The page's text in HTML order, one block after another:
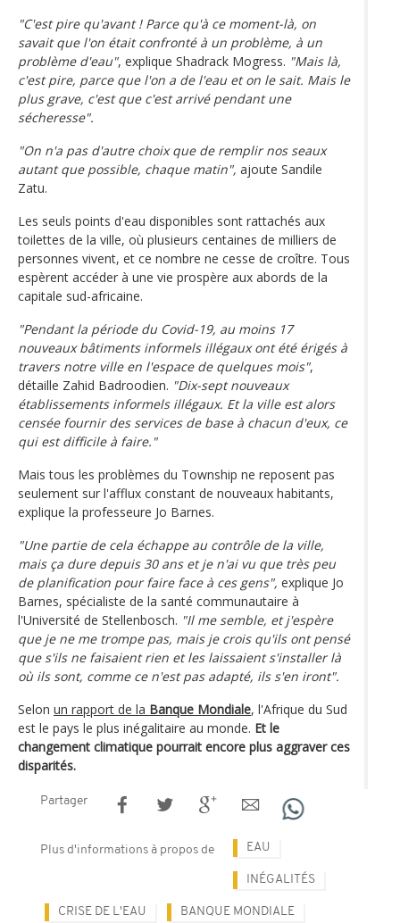
"C'est pire qu'avant ! Parce qu'à ce moment-là, on
savait que l'on était confronté à un problème, à un
problème d'eau", explique Shadrack Mogress. "Mais là,
c'est pire, parce que l'on a de l'eau et on le sait. Mais le
plus grave, c'est que c'est arrivé pendant une
sécheresse".
"On n'a pas d'autre choix que de remplir nos seaux
autant que possible, chaque matin", ajoute Sandile
Zatu.
Les seuls points d'eau disponibles sont rattachés aux
toilettes de la ville, où plusieurs centaines de milliers de
personnes vivent, et ce nombre ne cesse de croître. Tous
espèrent accéder à une vie prospère aux abords de la
capitale sud-africaine.
"Pendant la période du Covid-19, au moins 17
nouveaux bâtiments informels illégaux ont été érigés à
travers notre ville en l'espace de quelques mois",
détaille Zahid Badroodien. "Dix-sept nouveaux
établissements informels illégaux. Et la ville est alors
censée fournir des services de base à chacun d'eux, ce
qui est difficile à faire."
Mais tous les problèmes du Township ne reposent pas
seulement sur l'afflux constant de nouveaux habitants,
explique la professeure Jo Barnes.
"Une partie de cela échappe au contrôle de la ville,
mais ça dure depuis 30 ans et je n'ai vu que très peu
de planification pour faire face à ces gens", explique Jo
Barnes, spécialiste de la santé communautaire à
l'Université de Stellenbosch. "Il me semble, et j'espère
que je ne me trompe pas, mais je crois qu'ils ont pensé
que s'ils ne faisaient rien et les laissaient s'installer là
où ils sont, comme ce n'est pas adapté, ils s'en iront".
Selon un rapport de la Banque Mondiale, l'Afrique du Sud
est le pays le plus inégalitaire au monde. Et le
changement climatique pourrait encore plus aggraver ces
disparités.
Partager
Plus d'informations à propos de EAU
INÉGALITÉS
CRISE DE L'EAU BANQUE MONDIALE